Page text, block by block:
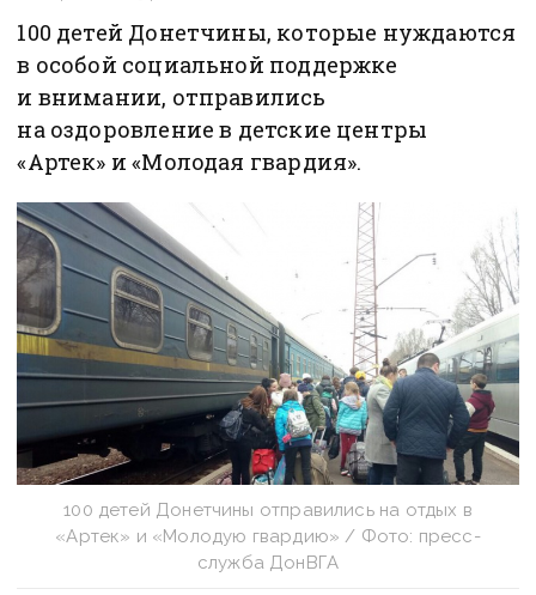
100 детей Донетчины, которые нуждаются
в особой социальной поддержке
и внимании, отправились
на оздоровление в детские центры
«Артек» и «Молодая гвардия».
100 детей Донетчины отправились на отдых в
«Артек» и «Молодую гвардию» / Фото: пресс-
служба ДонВГА